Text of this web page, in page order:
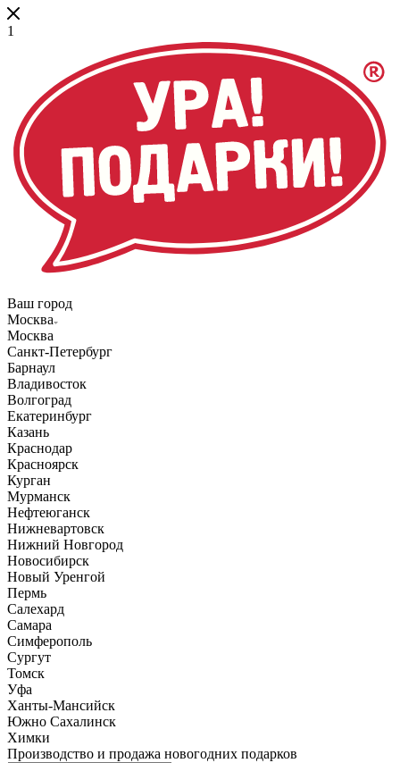
1
Ваш город
Москва
Москва
Санкт-Петербург
Барнаул
Владивосток
Волгоград
Екатеринбург
Казань
Краснодар
Красноярск
Курган
Мурманск
Нефтеюганск
Нижневартовск
Нижний Новгород
Новосибирск
Новый Уренгой
Пермь
Салехард
Самара
Симферополь
Сургут
Томск
Уфа
Ханты-Мансийск
Южно Сахалинск
Химки
Производство и продажа новогодних подарков